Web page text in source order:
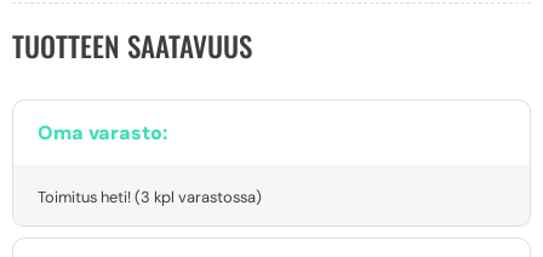
TUOTTEEN SAATAVUUS
Oma varasto:
Toimitus heti! (3 kpl varastossa)